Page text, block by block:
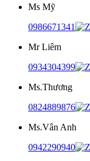
Ms Mỹ
0986671341
Mr Liêm
0934304399
Ms.Thương
0824889876
Ms.Vân Anh
0942290940